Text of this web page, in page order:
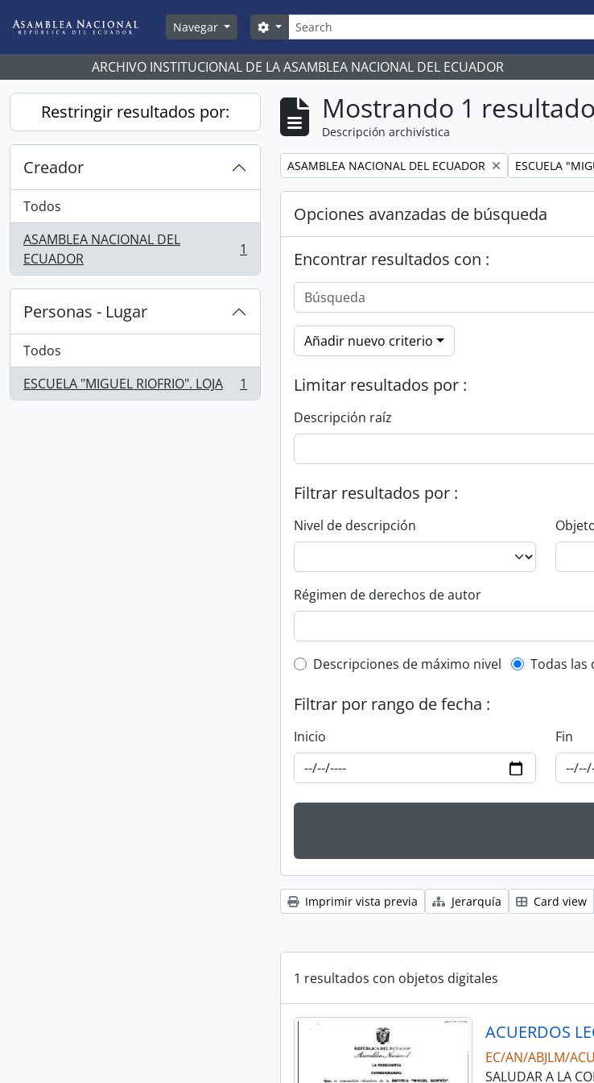
Navegar
Búsqueda
Search options
ARCHIVO INSTITUCIONAL DE LA ASAMBLEA NACIONAL DEL ECUADOR
Restringir resultados por:
Creador
Todos
ASAMBLEA NACIONAL DEL
ECUADOR
, 1 resultados 1
Personas - Lugar
Todos
ESCUELA "MIGUEL RIOFRIO". LOJA
, 1 resultados 1
Mostrando 1
Descripción archivística
Remove filter:
ASAMBLEA NACIONAL DEL ECUADOR Remove filter:
ESCUELA
Opciones avanzadas de búsqueda
Encontrar resultados con :
Añadir nuevo criterio
Limitar resultados por :
Descripción raíz
Filtrar resultados por :
Nivel de descripción
Régimen de derechos de autor
Top-level description filter
Descripciones de máximo nivel Todas las
Filtrar por rango de fecha :
Inicio Fin
Imprimir vista previa Jerarquía Card view
1 resultados con objetos digitales
ACUERDOS
EC/AN/ABJLM/
SALUDAR A LA